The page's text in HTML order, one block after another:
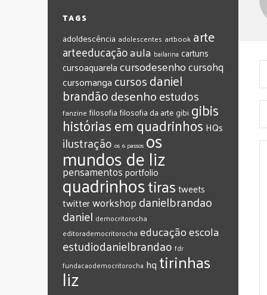
TAGS
adoldescência adolescentes artbook arte
arteeducaçãoaula bailarina cartuns
cursoaquarelacursodesenhocursohq
cursomanga cursosdaniel
brandãodesenhoestudos
fanzine filosofia filosofia da arte gibi gibis
histórias em quadrinhos HQs
ilustração os 6 passos os
mundos de liz
pensamentosportfolio
quadrinhostirastweets
twitterworkshop‎danielbrandao‬
‎daniel‬ ‎democritorocha
‎editorademocritorocha ‎educação‎escola
‎estudiodanielbrandao ‎fdr
‎fundacaodemocritorocha ‎hq ‎tirinhas
‪‎liz